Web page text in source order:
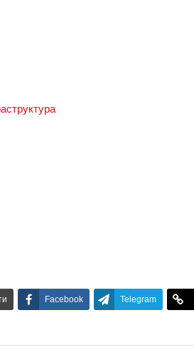
Facebook Telegram